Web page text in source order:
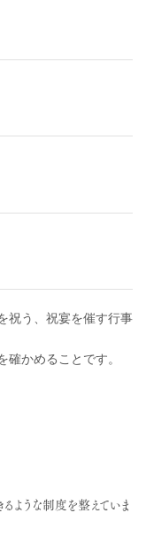
祝う、祝宴を催す行事
かめることです。
ような制度を整えていま